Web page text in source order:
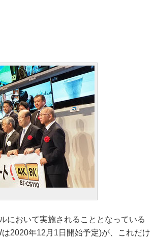
において実施されることとなっている
2020年12月1日開始予定)が、これだけ